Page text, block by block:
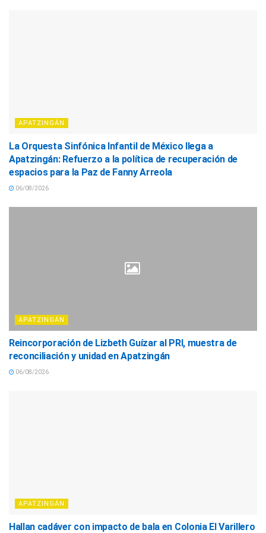
APATZINGÁN
La Orquesta Sinfónica Infantil de México llega a
Apatzingán: Refuerzo a la política de recuperación de
espacios para la Paz de Fanny Arreola
06/08/2026
APATZINGÁN
Reincorporación de Lizbeth Guízar al PRI, muestra de
reconciliación y unidad en Apatzingán
06/08/2026
APATZINGÁN
Hallan cadáver con impacto de bala en Colonia El Varillero